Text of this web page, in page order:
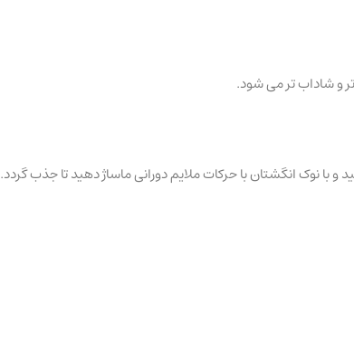
و شاداب تر می شود.
نوک انگشتان با حرکات ملایم دورانی ماساژ دهید تا جذب گردد.